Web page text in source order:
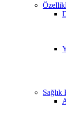
Sağlık